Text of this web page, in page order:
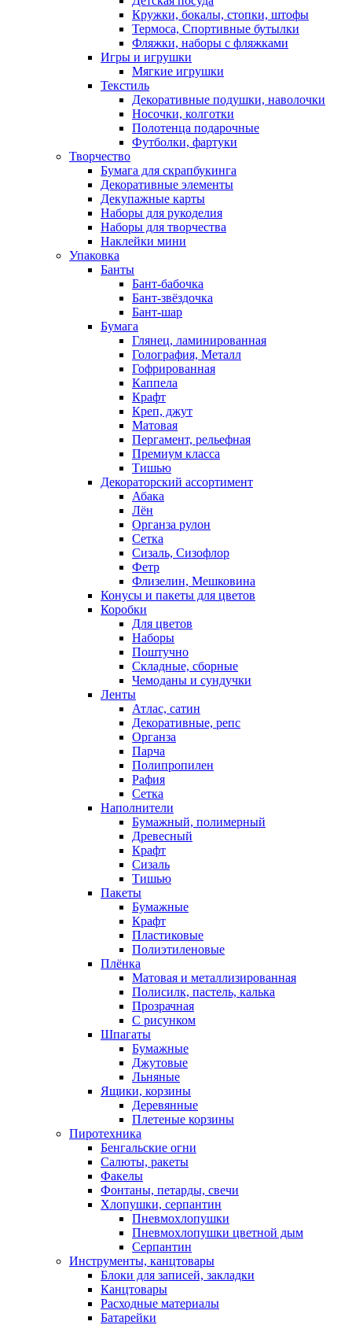
Кружки, бокалы, стопки, штофы
Термоса, Спортивные бутылки
Фляжки, наборы с фляжками
Игры и игрушки
Мягкие игрушки
Текстиль
Декоративные подушки, наволочки
Носочки, колготки
Полотенца подарочные
Футболки, фартуки
Творчество
Бумага для скрапбукинга
Декоративные элементы
Декупажные карты
Наборы для рукоделия
Наборы для творчества
Наклейки мини
Упаковка
Банты
Бант-бабочка
Бант-звёздочка
Бант-шар
Бумага
Глянец, ламинированная
Голография, Металл
Гофрированная
Каппела
Крафт
Креп, джут
Матовая
Пергамент, рельефная
Премиум класса
Тишью
Декораторский ассортимент
Абака
Лён
Органза рулон
Сетка
Сизаль, Сизофлор
Фетр
Флизелин, Мешковина
Конусы и пакеты для цветов
Коробки
Для цветов
Наборы
Поштучно
Складные, сборные
Чемоданы и сундучки
Ленты
Атлас, сатин
Декоративные, репс
Органза
Парча
Полипропилен
Рафия
Сетка
Наполнители
Бумажный, полимерный
Древесный
Крафт
Сизаль
Тишью
Пакеты
Бумажные
Крафт
Пластиковые
Полиэтиленовые
Плёнка
Матовая и металлизированная
Полисилк, пастель, калька
Прозрачная
С рисунком
Шпагаты
Бумажные
Джутовые
Льняные
Ящики, корзины
Деревянные
Плетеные корзины
Пиротехника
Бенгальские огни
Салюты, ракеты
Факелы
Фонтаны, петарды, свечи
Хлопушки, серпантин
Пневмохлопушки
Пневмохлопушки цветной дым
Серпантин
Инструменты, канцтовары
Блоки для записей, закладки
Канцтовары
Расходные материалы
Батарейки